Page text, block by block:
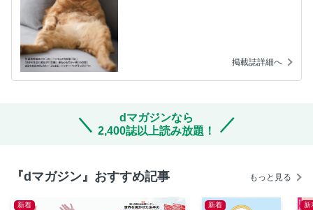
掲載誌詳細へ
dマガジンなら
2,400誌以上読み放題！
『dマガジン』おすすめ記事 もっと見る
新着 新着 新